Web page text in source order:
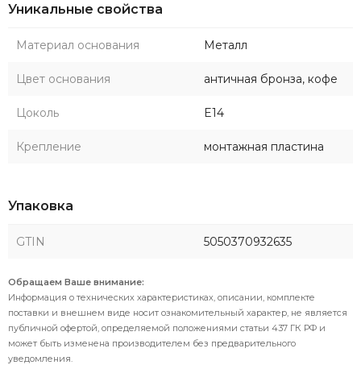
Уникальные свойства
Материал основания Металл
Цвет основания античная бронза, кофе
Цоколь E14
Крепление монтажная пластина
Упаковка
GTIN 5050370932635
Обращаем Ваше внимание:
Информация о технических характеристиках, описании, комплекте
поставки и внешнем виде носит ознакомительный характер, не является
публичной офертой, определяемой положениями статьи 437 ГК РФ и
может быть изменена производителем без предварительного
уведомления.